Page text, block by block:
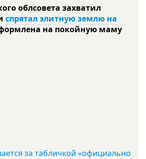
облсовета захватил
спрятал элитную землю на
на покойную маму
за табличкой «официально